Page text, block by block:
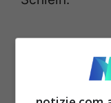
Le
Giorgia